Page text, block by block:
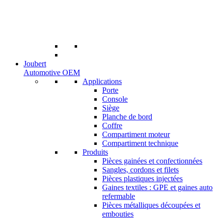
Joubert
Automotive OEM
Applications
Porte
Console
Siège
Planche de bord
Coffre
Compartiment moteur
Compartiment technique
Produits
Pièces gainées et confectionnées
Sangles, cordons et filets
Pièces plastiques injectées
Gaines textiles : GPE et gaines auto
refermable
Pièces métalliques découpées et
embouties